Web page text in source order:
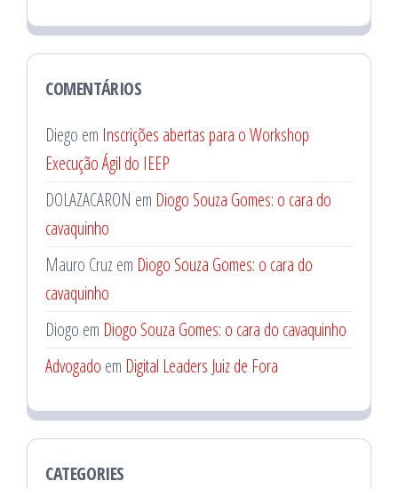
COMENTÁRIOS
Diego em Inscrições abertas para o Workshop
Execução Ágil do IEEP
DOLAZACARON em Diogo Souza Gomes: o cara do
cavaquinho
Mauro Cruz em Diogo Souza Gomes: o cara do
cavaquinho
Diogo em Diogo Souza Gomes: o cara do cavaquinho
Advogado em Digital Leaders Juiz de Fora
CATEGORIES